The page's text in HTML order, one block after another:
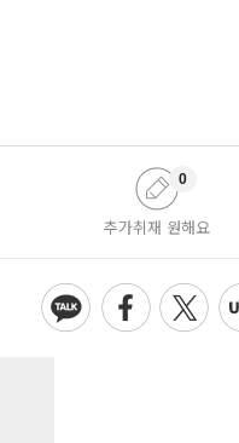
추가취재 원해요
0